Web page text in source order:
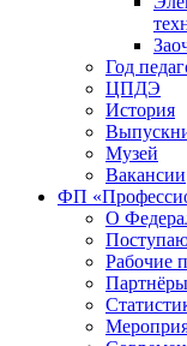
Год
ЦПДЭ
История
Музей
Вакансии
ФП
О
Рабочие
Партнёры